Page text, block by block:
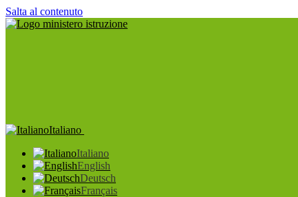
Salta al contenuto
Italiano
Italiano
English
Deutsch
Français